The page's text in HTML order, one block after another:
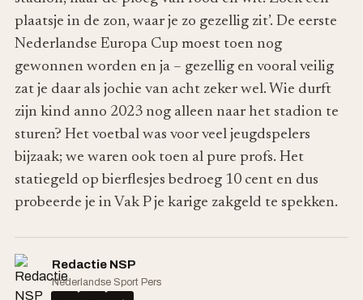
plaatsje in de zon, waar je zo gezellig zit’. De eerste
Nederlandse Europa Cup moest toen nog
gewonnen worden en ja – gezellig en vooral veilig
zat je daar als jochie van acht zeker wel. Wie durft
zijn kind anno 2023 nog alleen naar het stadion te
sturen? Het voetbal was voor veel jeugdspelers
bijzaak; we waren ook toen al pure profs. Het
statiegeld op bierflesjes bedroeg 10 cent en dus
probeerde je in Vak P je karige zakgeld te spekken.
Redactie NSP
Nederlandse Sport Pers